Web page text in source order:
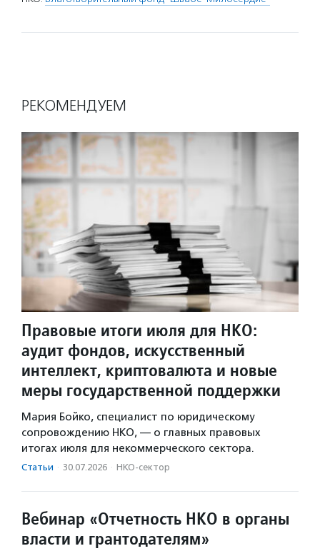
РЕКОМЕНДУЕМ
Правовые итоги июля для НКО:
аудит фондов, искусственный
интеллект, криптовалюта и новые
меры государственной поддержки
Мария Бойко, специалист по юридическому
сопровождению НКО, — о главных правовых
итогах июля для некоммерческого сектора.
Статьи · 30.07.2026 · НКО-сектор
Вебинар «Отчетность НКО в органы
власти и грантодателям»